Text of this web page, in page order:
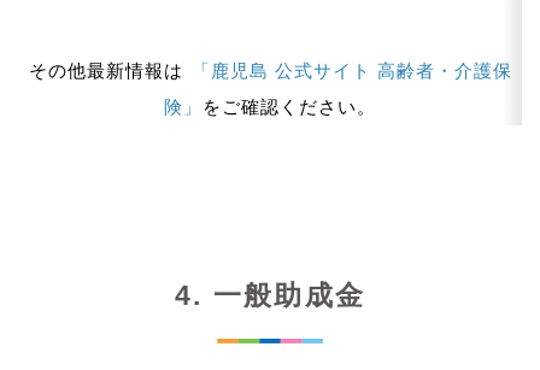
その他最新情報は
「鹿児島 公式サイト 高齢者・介護保
険」
をご確認ください。
4. 一般助成金